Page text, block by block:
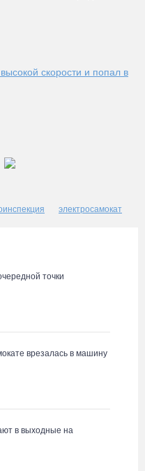
скорости и попал в
электросамокат
точки
врезалась в машину
в выходные на